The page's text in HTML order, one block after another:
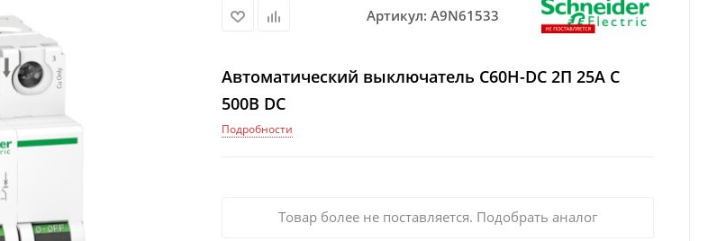
Артикул: A9N61533
Автоматический выключатель C60H-DC 2П 25А C
500В DC
Подробности
Товар более не поставляется. Подобрать аналог